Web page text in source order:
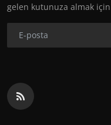
gelen kutunuza almak